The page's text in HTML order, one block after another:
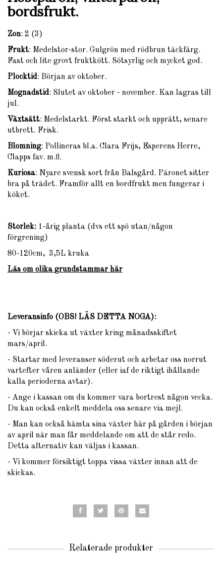
bordsfrukt.
Zon: 2 (3)
Frukt: Medelstor-stor. Gulgrön med rödbrun täckfärg.
Fast och lite grovt fruktkött. Sötsyrlig och mycket god.
Plocktid: Början av oktober.
Mognadstid: Slutet av oktober - november. Kan lagras till
jul.
Växtsätt: Medelstarkt. Först starkt och upprätt, senare
utbrett. Frisk.
Blomning: Pollineras bl.a. Clara Frijs, Esperens Herre,
Clapps fav. m.fl.
Kuriosa: Nyare svensk sort från Balsgård. Päronet sitter
bra på trädet. Framför allt en bordfrukt men fungerar i
köket.
Storlek: 1-årig planta (dvs ett spö utan/någon
förgrening)
80-120cm, 3,5L kruka
Läs om olika grundstammar här
Leveransinfo (OBS! LÄS DETTA NOGA):
- Vi börjar skicka ut växter kring månadsskiftet
mars/april.
- Startar med leveranser söderut och arbetar oss norrut
vartefter våren anländer (eller iaf de riktigt ihållande
kalla perioderna avtar).
- Ange i kassan om du kommer vara bortrest någon vecka.
Du kan också enkelt meddela oss senare via mejl.
- Man kan också hämta sina växter här på gården i början
av april när man får meddelande om att de står redo.
Detta alternativ kan väljas i kassan.
- Vi kommer försiktigt toppa vissa växter innan att de
skickas.
Relaterade produkter